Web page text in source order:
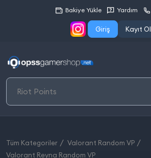
Bakiye Yükle Yardım
Giriş Kayıt Ol
Tüm Kategoriler
Valorant Random VP
Valorant Reyna Random VP